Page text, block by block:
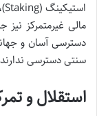
مالی غیرمتمرکز
دسترسی آسان و
سنتی دسترسی
استقلال و